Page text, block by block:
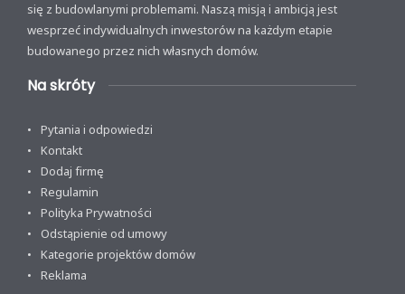
się z budowlanymi problemami. Naszą misją i ambicją jest
wesprzeć indywidualnych inwestorów na każdym etapie
budowanego przez nich własnych domów.
Na skróty
Pytania i odpowiedzi
Kontakt
Dodaj firmę
Regulamin
Polityka Prywatności
Odstąpienie od umowy
Kategorie projektów domów
Reklama